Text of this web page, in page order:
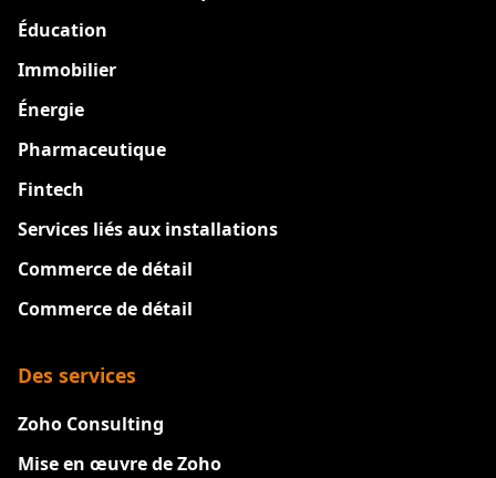
Éducation
Immobilier
Énergie
Pharmaceutique
Fintech
Services liés aux installations
Commerce de détail
Commerce de détail
Des services
Zoho Consulting
Mise en œuvre de Zoho